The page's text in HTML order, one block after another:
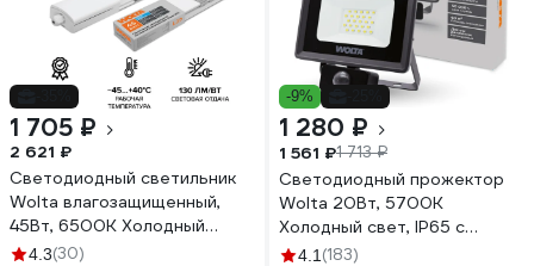
1 705 ₽
2 621 ₽
Светодиодный светильник
Wolta влагозащищенный,
45Вт, 6500К Холодный
белый свет, IP65 WPL48-
4.3(30)
-9%
1 280 ₽
1 561 ₽1 713 ₽
Светодиодный прожектор
Wolta 20Вт, 5700К
Холодный свет, IP65 с
датчиком движения 1800 Лм
4.1 (183)